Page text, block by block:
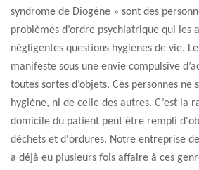
syndrome de Diogène » sont des
problèmes d’ordre psychiatrique qui les
négligentes questions hygiènes de vie.
manifeste sous une envie compulsive
toutes sortes d’objets. Ces personnes ne
hygiène, ni de celle des autres. C’est la
domicile du patient peut être rempli
déchets et d'ordures. Notre entreprise
a déjà eu plusieurs fois affaire à ces